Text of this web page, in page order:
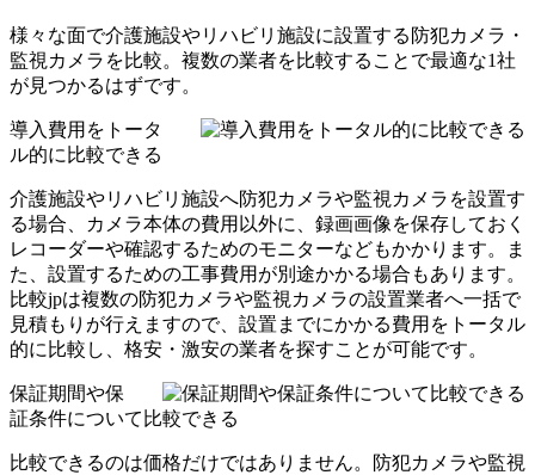
様々な面で介護施設やリハビリ施設に設置する防犯カメラ・
監視カメラを比較。複数の業者を比較することで最適な1社
が見つかるはずです。
導入費用をトータ
ル的に比較できる
介護施設やリハビリ施設へ防犯カメラや監視カメラを設置す
る場合、カメラ本体の費用以外に、録画画像を保存しておく
レコーダーや確認するためのモニターなどもかかります。ま
た、設置するための工事費用が別途かかる場合もあります。
比較jpは複数の防犯カメラや監視カメラの設置業者へ一括で
見積もりが行えますので、設置までにかかる費用をトータル
的に比較し、格安・激安の業者を探すことが可能です。
保証期間や保
証条件について比較できる
比較できるのは価格だけではありません。防犯カメラや監視